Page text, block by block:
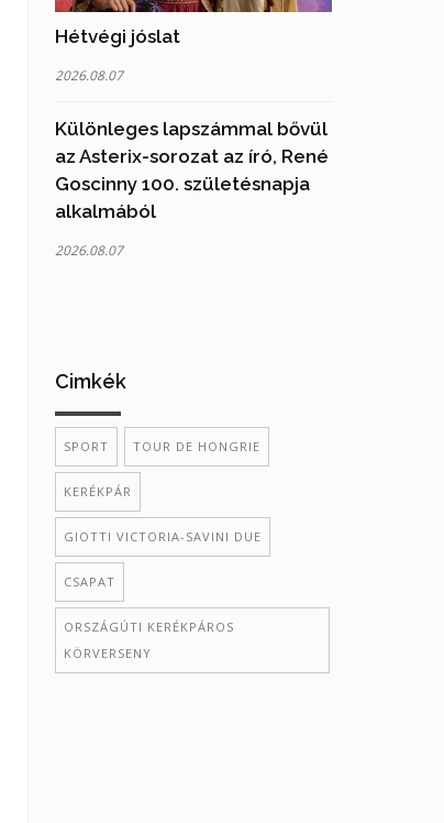
Hétvégi jóslat
2026.08.07
Különleges lapszámmal bővül
az Asterix-sorozat az író, René
Goscinny 100. születésnapja
alkalmából
2026.08.07
Cimkék
SPORT TOUR DE HONGRIE
KERÉKPÁR
GIOTTI VICTORIA-SAVINI DUE
CSAPAT
ORSZÁGÚTI KERÉKPÁROS
KÖRVERSENY